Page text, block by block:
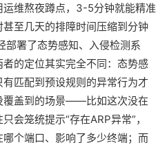
维熬夜蹲点，3-5分钟就能精准
至几天的排障时间压缩到分钟
部署了态势感知、入侵检测系
的定位其实完全不同：态势感
匹配到预设规则的异常行为才
覆盖到的场景——比如这次没在
会笼统提示“存在ARP异常”，
个端口、影响了多少终端；而